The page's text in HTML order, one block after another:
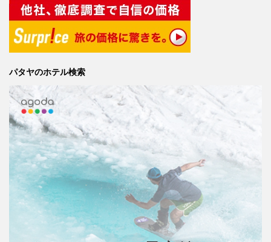
パタヤのホテル検索